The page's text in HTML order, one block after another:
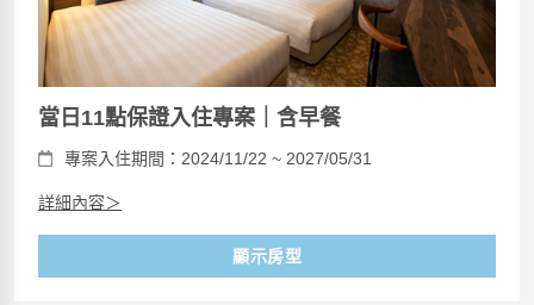
當日11點保證入住專案｜含早餐
專案入住期間：2024/11/22 ~ 2027/05/31
詳細內容＞
顯示房型